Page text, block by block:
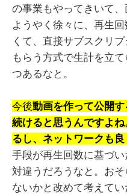
の事業もやってきいて
ようやく徐々に、再生
くて、直接サブスクリ
もらう方式で生計を立
つあるなと。
今後動画を作って公開
続けると思うんですよ
るし、ネットワークも良
手段が再生回数に基づ
対違うだろうなと。お
ないかと改めて考えて